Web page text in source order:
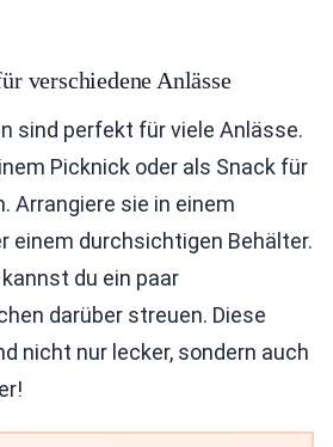
verschiedene Anlässe
sind perfekt für viele Anlässe.
Picknick oder als Snack für
Arrangiere sie in einem
einem durchsichtigen Behälter.
du ein paar
darüber streuen. Diese
nicht nur lecker, sondern auch